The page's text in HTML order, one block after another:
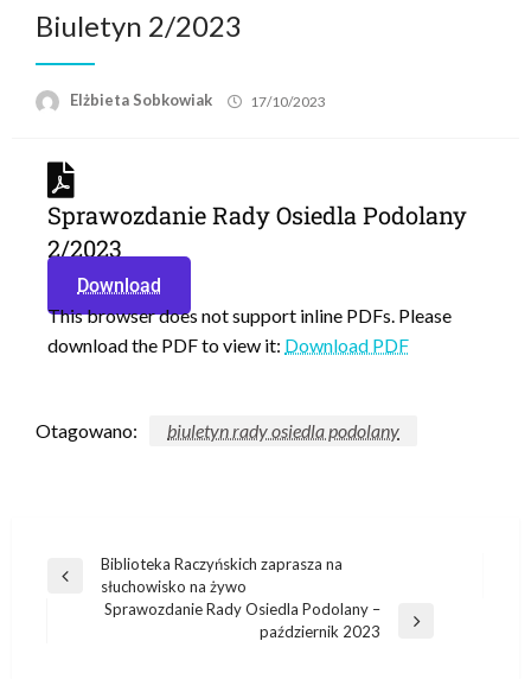
Biuletyn 2/2023
Elżbieta Sobkowiak 17/10/2023
Sprawozdanie Rady Osiedla Podolany
2/2023
Download
This browser does not support inline PDFs. Please
download the PDF to view it: Download PDF
Otagowano: biuletyn rady osiedla podolany
Biblioteka Raczyńskich zaprasza na
słuchowisko na żywo
Sprawozdanie Rady Osiedla Podolany –
październik 2023